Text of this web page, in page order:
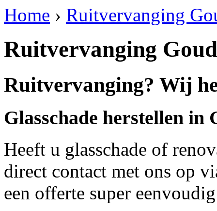
Home › Ruitvervanging
Ruitvervanging
Ruitvervanging? Wij
Glasschade herstellen in
Heeft u glasschade of
direct contact met ons op
een offerte super